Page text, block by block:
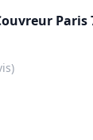
Paris